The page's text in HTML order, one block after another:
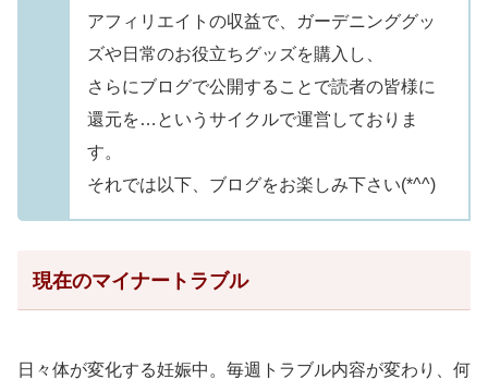
アフィリエイトの収益で、ガーデニンググッ
ズや日常のお役立ちグッズを購入し、
さらにブログで公開することで読者の皆様に
還元を…というサイクルで運営しておりま
す。
それでは以下、ブログをお楽しみ下さい(*^^)
現在のマイナートラブル
日々体が変化する妊娠中。 毎週トラブル内容が変わり、何